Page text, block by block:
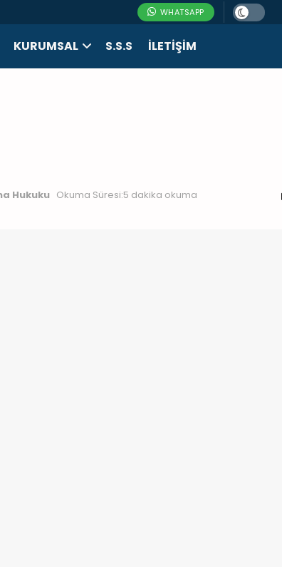
WHATSAPP
KURUMSAL S.S.S ILETIŞIM
Hukuku Okuma Süresi:5 dakika okuma